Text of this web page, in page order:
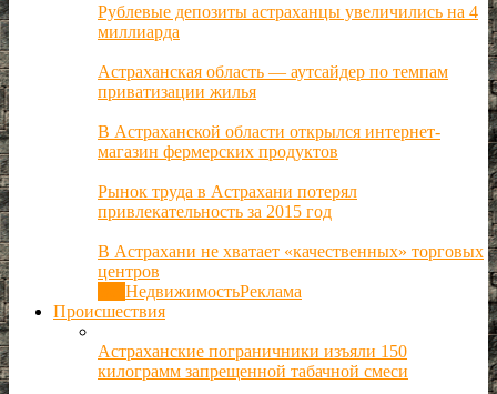
Рублевые депозиты астраханцы увеличились на 4
миллиарда
Астраханская область — аутсайдер по темпам
приватизации жилья
В Астраханской области открылся интернет-
магазин фермерских продуктов
Рынок труда в Астрахани потерял
привлекательность за 2015 год
В Астрахани не хватает «качественных» торговых
центров
НедвижимостьРеклама
Происшествия
Астраханские пограничники изъяли 150
килограмм запрещенной табачной смеси